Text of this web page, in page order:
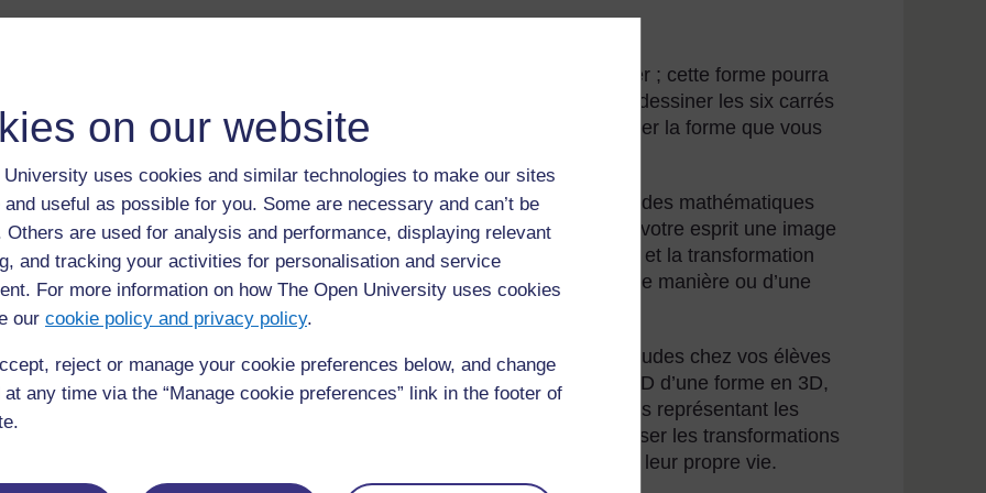
on our website
University uses cookies and similar technologies to make our sites
useful as possible for you. Some are necessary and can’t be
Others are used for analysis and performance, displaying relevant
and tracking your activities for personalisation and service
For more information on how The Open University uses cookies
our cookie policy and privacy policy.
reject or manage your cookie preferences below, and change
any time via the “Manage cookie preferences” link in the footer of
Imaginez que vous devez dessiner une forme sur une feuille de papier ; cette forme pourra
être découpée et pliée pour former un cube. Sur la feuille, vous allez dessiner les six carrés
qui seront pliés pour créer les six faces du cube. Pouvez-vous imaginer la forme que vous
Cela n’est pas facile à faire, car cet exercice mental exige deux aptitudes mathématiques
importantes : la visualisation mentale (le fait de pouvoir « voir » dans votre esprit une image
mathématique en deux dimensions (2D) ou en trois dimensions (3D)) et la transformation
mentale (le fait de pouvoir « manipuler » ou modifier cette image d’une manière ou d’une
autre).
Cette section explore des manières pratiques de développer ces aptitudes chez vos élèves
lorsqu’ils créent des réseaux. (Un réseau est une représentation en 2D d’une forme en 3D,
des lignes en pointillés représentant les pliures et des lignes continues représentant les
coupures.) La manipulation d’un objet réel aidera vos élèves à visualiser les transformations
de cet objet et à mettre en relation leur compréhension des formes et leur propre vie.